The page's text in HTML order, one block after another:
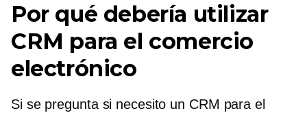
Por qué debería utilizar
CRM para el comercio
electrónico
Si se pregunta si necesito un CRM para el